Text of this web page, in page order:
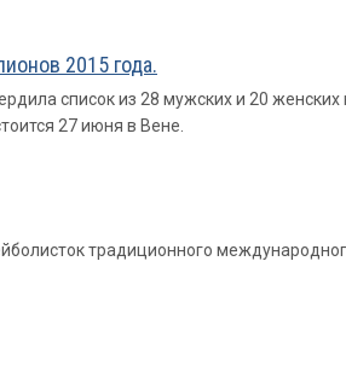
2015 года.
список из 28 мужских и 20
27 июня в Вене.
традиционного